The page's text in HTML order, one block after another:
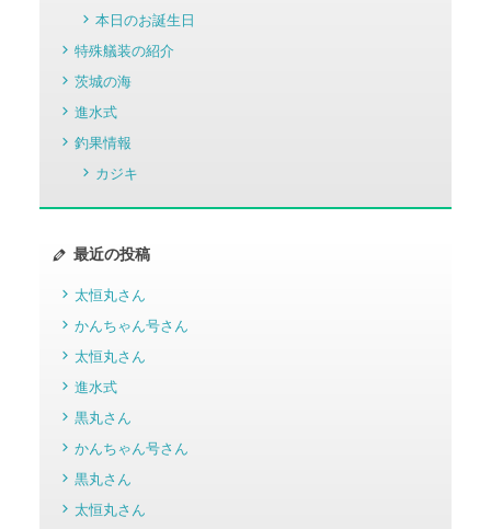
本日のお誕生日
特殊艤装の紹介
茨城の海
進水式
釣果情報
カジキ
最近の投稿
太恒丸さん
かんちゃん号さん
太恒丸さん
進水式
黒丸さん
かんちゃん号さん
黒丸さん
太恒丸さん